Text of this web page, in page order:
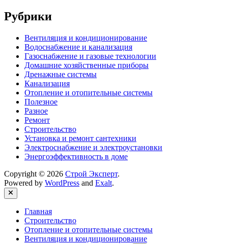
Рубрики
Вентиляция и кондиционирование
Водоснабжение и канализация
Газоснабжение и газовые технологии
Домашние хозяйственные приборы
Дренажные системы
Канализация
Отопление и отопительные системы
Полезное
Разное
Ремонт
Строительство
Установка и ремонт сантехники
Электроснабжение и электроустановки
Энергоэффективность в доме
Copyright © 2026 Строй Эксперт.
Powered by WordPress and Exalt.
Close
Главная
Строительство
Отопление и отопительные системы
Вентиляция и кондиционирование